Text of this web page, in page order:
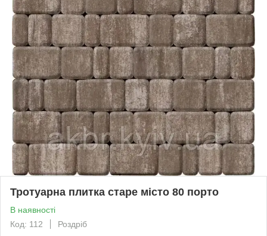
Тротуарна плитка старе місто 80 порто
В наявності
Код: 112
Роздріб